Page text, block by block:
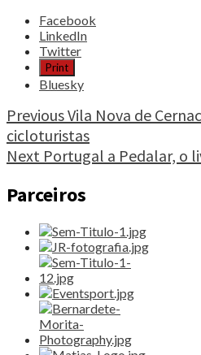
Share
post
"23ª
Edição
“Lisboa
Antiga
de
Bicicleta
junta
participantes”"
Facebook
LinkedIn
Twitter
Print
Bluesky
Continue
Reading
PreviousVila Nova de
cicloturistas
Next Portugal a Pedalar, o
Parceiros